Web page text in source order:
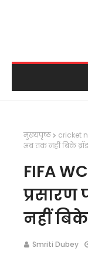
मुख्यपृष्ठ cricket
अब तक नहीं बिके
FIFA
नहीं बिके
Smriti Dubey